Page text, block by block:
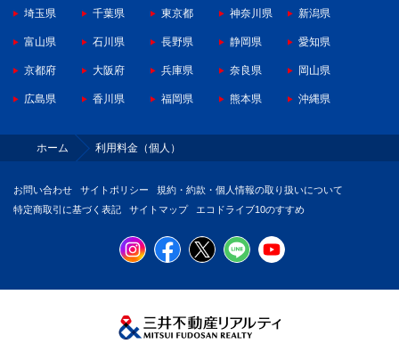
埼玉県 千葉県 東京都 神奈川県 新潟県
富山県 石川県 長野県 静岡県 愛知県
京都府 大阪府 兵庫県 奈良県 岡山県
広島県 香川県 福岡県 熊本県 沖縄県
ホーム 利用料金（個人）
お問い合わせ サイトポリシー
規約・約款・個人情報の取り扱いについて
特定商取引に基づく表記
サイトマップ エコドライブ10のすすめ